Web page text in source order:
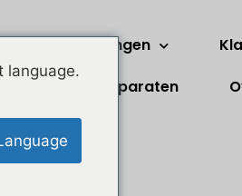
Twee verdiepingen
Apparaten
language.